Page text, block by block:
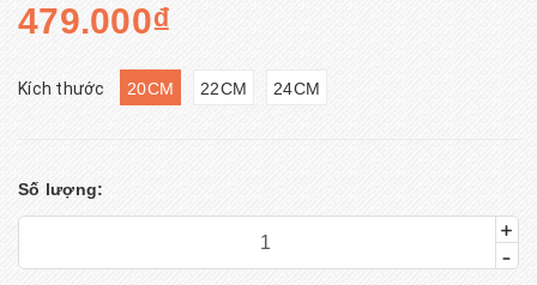
479.000₫
Kích thước 20CM 22CM 24CM
Số lượng:
+
-